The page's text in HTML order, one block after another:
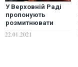
У Верховній Раді
пропонують
розмитнювати
щонайбільше за
22.01.2021